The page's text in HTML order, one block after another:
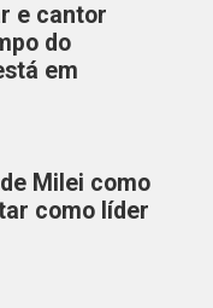
e cantor
do
em
Milei como
como líder